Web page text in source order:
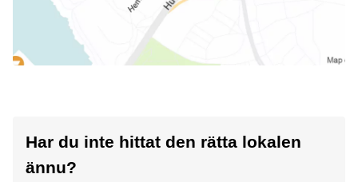
Har du inte hittat den rätta lokalen
ännu?